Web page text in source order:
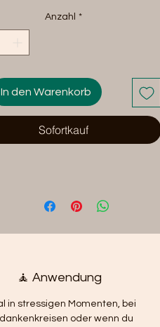
Die kraftvolle Kombination
schützender Raum für
du wieder bei dir
Anzahl *
In den Warenkorb
Sofortkauf
🧘 Anwendung
in stressigen Momenten, bei
oder wenn du